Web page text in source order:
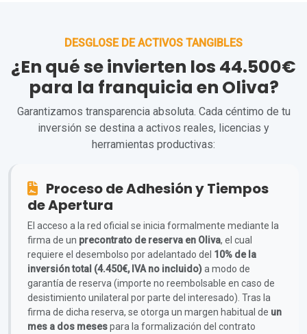
DESGLOSE DE ACTIVOS TANGIBLES
¿En qué se invierten los 44.500€
para la franquicia en Oliva?
Garantizamos transparencia absoluta. Cada céntimo de tu
inversión se destina a activos reales, licencias y
herramientas productivas:
Proceso de Adhesión y Tiempos
de Apertura
El acceso a la red oficial se inicia formalmente mediante la
firma de un precontrato de reserva en Oliva, el cual
requiere el desembolso por adelantado del 10% de la
inversión total (4.450€, IVA no incluido)a modo de
garantía de reserva (importe no reembolsable en caso de
desistimiento unilateral por parte del interesado). Tras la
firma de dicha reserva, se otorga un margen habitual de un
mes a dos mesespara la formalización del contrato